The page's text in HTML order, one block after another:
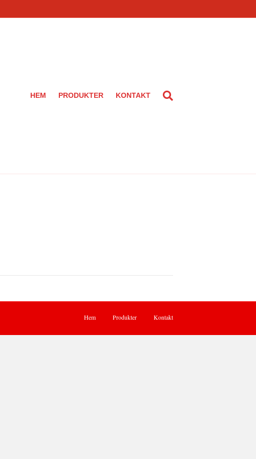
HEM PRODUKTER KONTAKT
Hem Produkter Kontakt